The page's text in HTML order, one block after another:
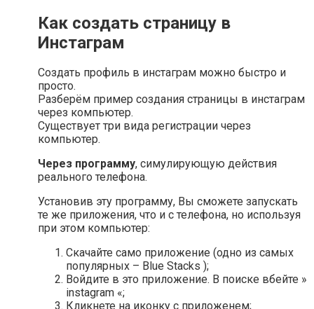
Как создать страницу в
Инстаграм
Создать профиль в инстаграм можно быстро и
просто.
Разберём пример создания страницы в инстаграм
через компьютер.
Существует три вида регистрации через
компьютер.
Через программу, симулирующую действия
реального телефона.
Установив эту программу, Вы сможете запускать
те же приложения, что и с телефона, но используя
при этом компьютер:
Скачайте само приложение (одно из самых
популярных – Blue Stacks );
Войдите в это приложение. В поиске вбейте »
instagram «;
Кликнете на иконку с приложенем;